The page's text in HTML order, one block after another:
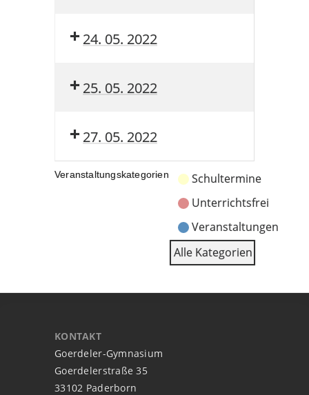
24. 05. 2022
25. 05. 2022
27. 05. 2022
Veranstaltungskategorien
Schultermine
Unterrichtsfrei
Veranstaltungen
Alle Kategorien
KONTAKT
Goerdeler-Gymnasium
Goerdelerstraße 35
33102 Paderborn